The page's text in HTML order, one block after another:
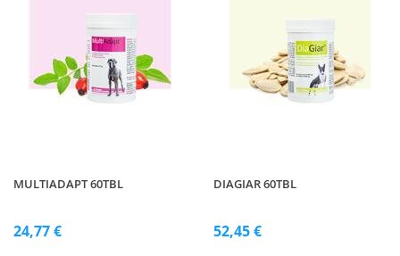
MULTIADAPT 60TBL
24,77 €
DIAGIAR 60TBL
52,45 €